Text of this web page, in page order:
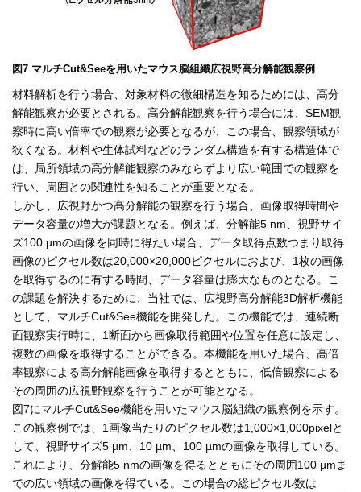
図7 マルチCut&Seeを用いたマウス脳組織広視野高分解能観察例
材料解析を行う場合、対象材料の微細構造を知るためには、高分
解能観察が必要とされる。高分解能観察を行う場合には、SEM観
察時に高い倍率での観察が必要となるが、この場合、観察領域が
狭くなる。材料や生体試料などのランダム構造を有する構造体で
は、局所領域の高分解能観察のみならずより広い範囲での観察を
行い、周囲との関連性を知ることが重要となる。
しかし、広視野かつ高分解能の観察を行う場合、画像取得時間や
データ容量の増大が課題となる。例えば、分解能5 nm、視野サイ
ズ100 µmの画像を同時に得たい場合、データ取得点数つまり取得
画像のピクセル数は20,000×20,000ピクセルにおよび、1枚の画像
を取得するのに有する時間、データ容量は膨大なものとなる。こ
の課題を解決するために、当社では、広視野高分解能3D解析機能
として、マルチCut&See機能を開発した。この機能では、連続断
面観察実行時に、1断面から画像取得範囲や位置を任意に設定し、
複数の画像を取得することができる。本機能を用いた場合、高倍
率観察による高分解能画像を取得するとともに、低倍観察による
その周囲の広視野観察を行うことが可能となる。
図7にマルチCut&See機能を用いたマウス脳組織の観察例を示す。
この観察例では、1画像当たりのピクセル数は1,000×1,000pixelと
して、視野サイズ5 µm、10 µm、100 µmの画像を取得している。
これにより、分解能5 nmの画像を得るとともにその周囲100 µmま
での広い領域の画像を得ている。この場合の総ピクセル数は